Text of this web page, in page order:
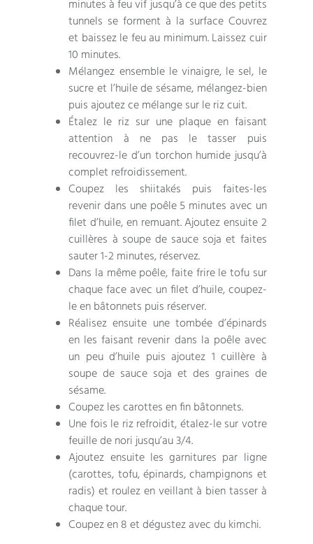
minutes à feu vif jusqu’à ce que des petits
tunnels se forment à la surface Couvrez
et baissez le feu au minimum. Laissez cuir
10 minutes.
Mélangez ensemble le vinaigre, le sel, le
sucre et l’huile de sésame, mélangez-bien
puis ajoutez ce mélange sur le riz cuit.
Étalez le riz sur une plaque en faisant
attention à ne pas le tasser puis
recouvrez-le d’un torchon humide jusqu’à
complet refroidissement.
Coupez les shiitakés puis faites-les
revenir dans une poêle 5 minutes avec un
filet d’huile, en remuant. Ajoutez ensuite 2
cuillères à soupe de sauce soja et faites
sauter 1-2 minutes, réservez.
Dans la même poêle, faite frire le tofu sur
chaque face avec un filet d’huile, coupez-
le en bâtonnets puis réserver.
Réalisez ensuite une tombée d’épinards
en les faisant revenir dans la poêle avec
un peu d’huile puis ajoutez 1 cuillère à
soupe de sauce soja et des graines de
sésame.
Coupez les carottes en fin bâtonnets.
Une fois le riz refroidit, étalez-le sur votre
feuille de nori jusqu’au 3/4.
Ajoutez ensuite les garnitures par ligne
(carottes, tofu, épinards, champignons et
radis) et roulez en veillant à bien tasser à
chaque tour.
Coupez en 8 et dégustez avec du kimchi.